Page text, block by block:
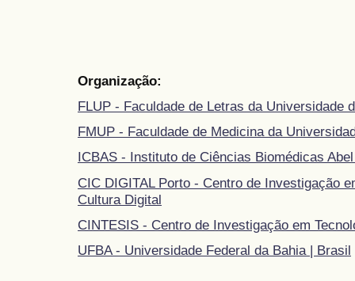
Organização:
FLUP - Faculdade de Letras da Universidade
FMUP - Faculdade de Medicina da
ICBAS - Instituto de Ciências Biomédicas
CIC DIGITAL Porto - Centro de Investigação
Cultura Digital
CINTESIS - Centro de Investigação em
UFBA - Universidade Federal da Bahia | Brasil